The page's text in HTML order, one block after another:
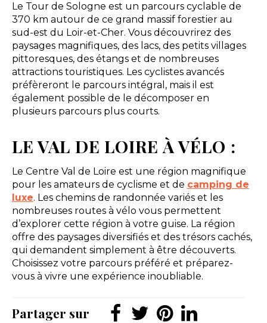
Le Tour de Sologne est un parcours cyclable de
370 km autour de ce grand massif forestier au
sud-est du Loir-et-Cher. Vous découvrirez des
paysages magnifiques, des lacs, des petits villages
pittoresques, des étangs et de nombreuses
attractions touristiques. Les cyclistes avancés
préfèreront le parcours intégral, mais il est
également possible de le décomposer en
plusieurs parcours plus courts.
LE VAL DE LOIRE À VÉLO :
Le Centre Val de Loire est une région magnifique
pour les amateurs de cyclisme et de camping de
luxe. Les chemins de randonnée variés et les
nombreuses routes à vélo vous permettent
d’explorer cette région à votre guise. La région
offre des paysages diversifiés et des trésors cachés,
qui demandent simplement à être découverts.
Choisissez votre parcours préféré et préparez-
vous à vivre une expérience inoubliable.
Partager sur